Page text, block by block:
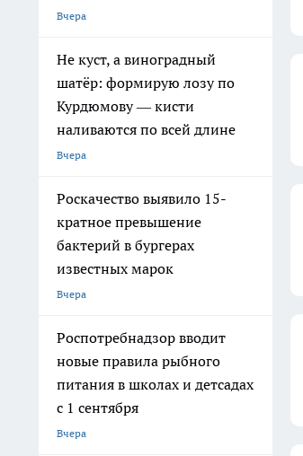
Вчера
Не куст, а виноградный
шатёр: формирую лозу по
Курдюмову — кисти
наливаются по всей длине
Вчера
Роскачество выявило 15-
кратное превышение
бактерий в бургерах
известных марок
Вчера
Роспотребнадзор вводит
новые правила рыбного
питания в школах и детсадах
с 1 сентября
Вчера